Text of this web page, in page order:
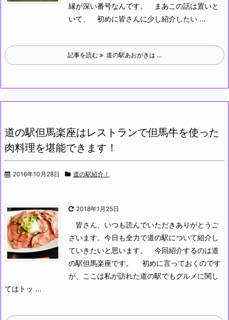
縁が深い番号なんです。
まあこの話は置いと
いて、
初めに皆さんに少し紹介したい ...
記事を読む 道の駅あおがきは ...
道の駅但馬楽座はレストランで但馬牛を使った
肉料理を堪能できます！
2016年10月28日 道の駅紹介！
2018年1月25日
皆さん、いつも読んでいただきありがとうご
ざいます。今日も全力で道の駅について紹介し
ていきたいと思います。
今回紹介するのは道
の駅但馬楽座です。
初めに言っておくのです
が、ここは私が訪れた道の駅でもグルメに関し
てはトッ ...